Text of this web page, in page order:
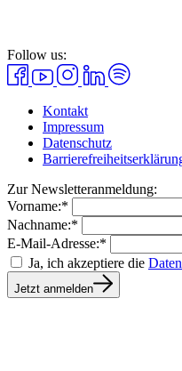
Follow us:
Kontakt
Impressum
Datenschutz
Zur Newsletteranmeldung:
Vorname:*
Nachname:*
E-Mail-Adresse:*
Ja, ich akzeptiere die
Jetzt anmelden